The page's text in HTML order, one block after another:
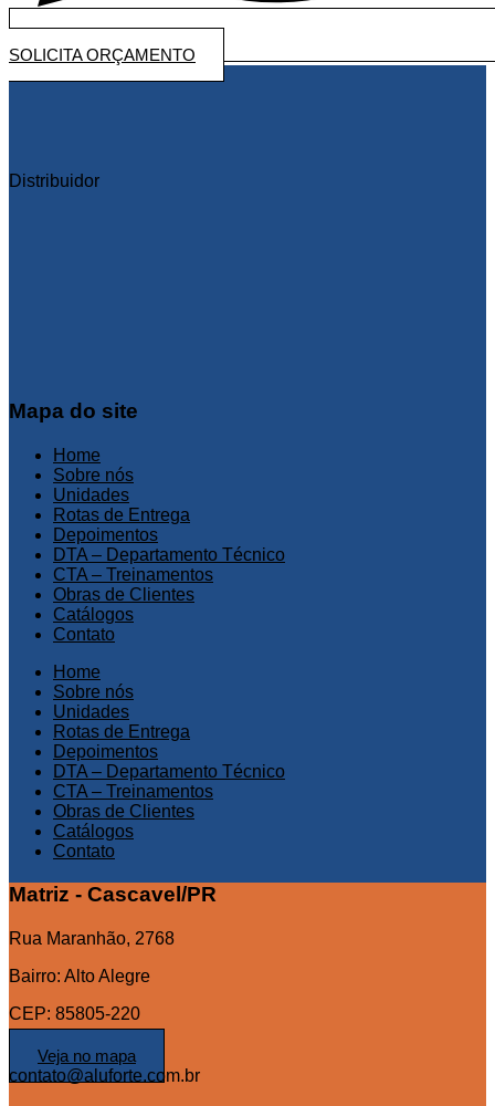
SOLICITA ORÇAMENTO
Distribuidor
Mapa do site
Home
Sobre nós
Unidades
Rotas de Entrega
Depoimentos
DTA – Departamento Técnico
CTA – Treinamentos
Obras de Clientes
Catálogos
Contato
Home
Sobre nós
Unidades
Rotas de Entrega
Depoimentos
DTA – Departamento Técnico
CTA – Treinamentos
Obras de Clientes
Catálogos
Contato
Matriz - Cascavel/PR
Rua Maranhão, 2768
Bairro: Alto Alegre
CEP: 85805-220
Veja no mapa
contato@aluforte.com.br